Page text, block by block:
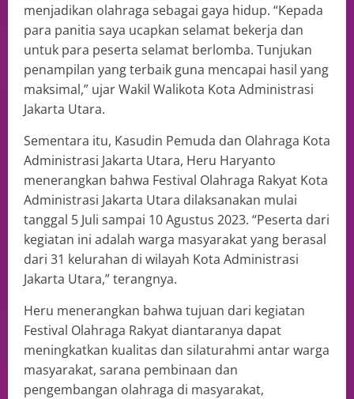
menjadikan olahraga sebagai gaya hidup. “Kepada
para panitia saya ucapkan selamat bekerja dan
untuk para peserta selamat berlomba. Tunjukan
penampilan yang terbaik guna mencapai hasil yang
maksimal,” ujar Wakil Walikota Kota Administrasi
Jakarta Utara.
Sementara itu, Kasudin Pemuda dan Olahraga Kota
Administrasi Jakarta Utara, Heru Haryanto
menerangkan bahwa Festival Olahraga Rakyat Kota
Administrasi Jakarta Utara dilaksanakan mulai
tanggal 5 Juli sampai 10 Agustus 2023. “Peserta dari
kegiatan ini adalah warga masyarakat yang berasal
dari 31 kelurahan di wilayah Kota Administrasi
Jakarta Utara,” terangnya.
Heru menerangkan bahwa tujuan dari kegiatan
Festival Olahraga Rakyat diantaranya dapat
meningkatkan kualitas dan silaturahmi antar warga
masyarakat, sarana pembinaan dan
pengembangan olahraga di masyarakat,